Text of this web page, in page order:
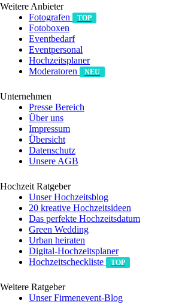
Weitere Anbieter
Fotografen
TOP
Fotoboxen
Eventbedarf
Eventpersonal
Hochzeitsplaner
Moderatoren
NEU
Unternehmen
Presse Bereich
Über uns
Impressum
Übersicht
Datenschutz
Unsere AGB
Hochzeit Ratgeber
Unser Hochzeitsblog
20 kreative Hochzeitsideen
Das perfekte Hochzeitsdatum
Green Wedding
Urban heiraten
Digital-Hochzeitsplaner
Hochzeits­checkliste
TOP
Weitere Ratgeber
Unser Firmenevent-Blog